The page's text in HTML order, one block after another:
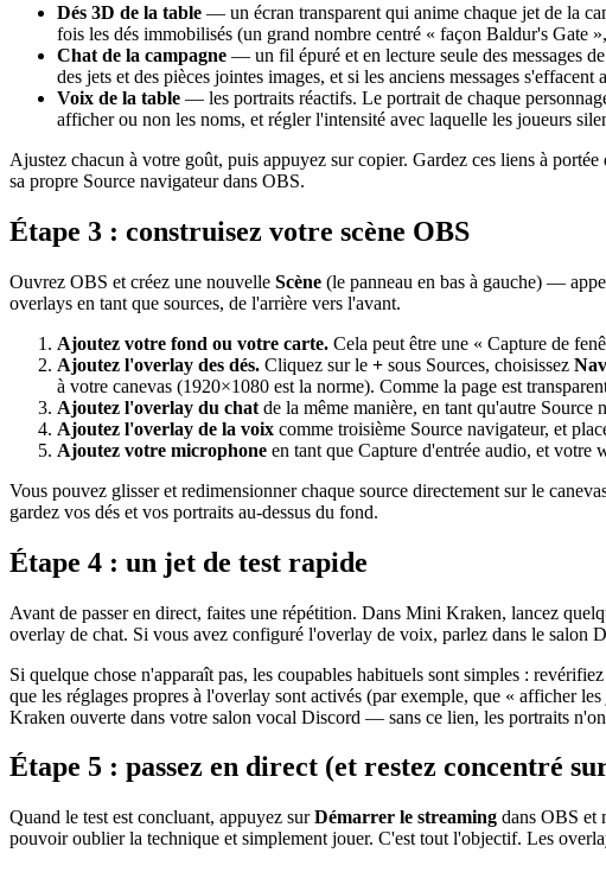
Dés 3D de la table — un écran transparent qui anime chaque jet de la
fois les dés immobilisés (un grand nombre centré « façon Baldur's Gate
Chat de la campagne — un fil épuré et en lecture seule des messages
des jets et des pièces jointes images, et si les anciens messages s'effacent
Voix de la table — les portraits réactifs. Le portrait de chaque
afficher ou non les noms, et régler l'intensité avec laquelle les joueurs
Ajustez chacun à votre goût, puis appuyez sur copier. Gardez ces liens à
sa propre Source navigateur dans OBS.
Étape 3 : construisez votre scène OBS
Ouvrez OBS et créez une nouvelle Scène (le panneau en bas à gauche) —
overlays en tant que sources, de l'arrière vers l'avant.
Ajoutez votre fond ou votre carte. Cela peut être une « Capture de
Ajoutez l'overlay des dés. Cliquez sur le + sous Sources, choisissez
à votre canevas (1920×1080 est la norme). Comme la page est
Ajoutez l'overlay du chat de la même manière, en tant qu'autre Source
Ajoutez l'overlay de la voix comme troisième Source navigateur, et
Ajoutez votre microphone en tant que Capture d'entrée audio, et votre
Vous pouvez glisser et redimensionner chaque source directement sur le
gardez vos dés et vos portraits au-dessus du fond.
Étape 4 : un jet de test rapide
Avant de passer en direct, faites une répétition. Dans Mini Kraken, lancez
overlay de chat. Si vous avez configuré l'overlay de voix, parlez dans le salon
Si quelque chose n'apparaît pas, les coupables habituels sont simples :
que les réglages propres à l'overlay sont activés (par exemple, que « afficher
Kraken ouverte dans votre salon vocal Discord — sans ce lien, les portraits
Étape 5 : passez en direct (et restez concentré
Quand le test est concluant, appuyez surDémarrer le streaming dans OBS et
pouvoir oublier la technique et simplement jouer. C'est tout l'objectif. Les